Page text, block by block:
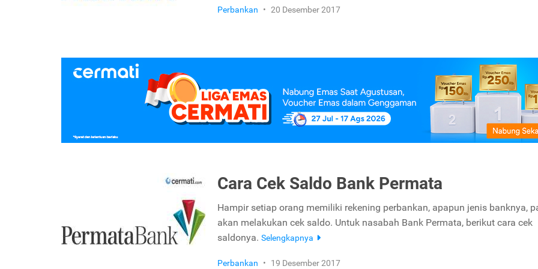
Perbankan • 20 Desember 2017
Cara Cek Saldo Bank Permata
Hampir setiap orang memiliki rekening perbankan, apapun jenis banknya,
akan melakukan cek saldo. Untuk nasabah Bank Permata, berikut cara cek
saldonya. Selengkapnya
Perbankan • 19 Desember 2017